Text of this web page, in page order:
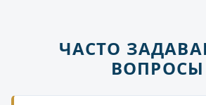
ЧАСТО
ВОПРОСЫ